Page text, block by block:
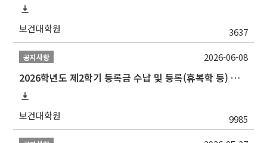
보건대학원 3637
공지사항
2026학년도 제2학기 등록금 수납 및 등록(휴복학 등) 일정 안내
보건대학원 9985
2026-06-08